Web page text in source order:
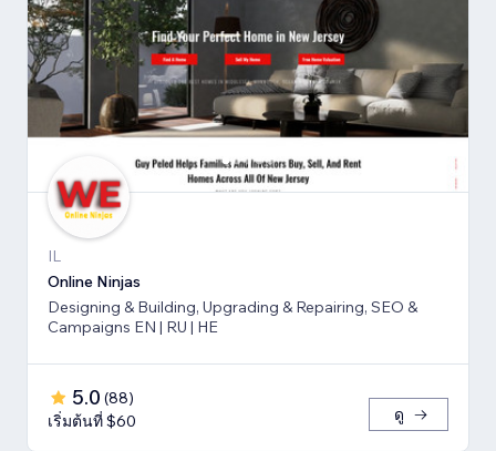
IL
Online Ninjas
Designing & Building, Upgrading & Repairing, SEO &
Campaigns EN | RU | HE
5.0 (88)
เริ่มต้นที่ $60
ดู